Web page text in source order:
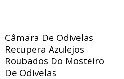
Câmara De Odivelas
Recupera Azulejos
Roubados Do Mosteiro
De Odivelas